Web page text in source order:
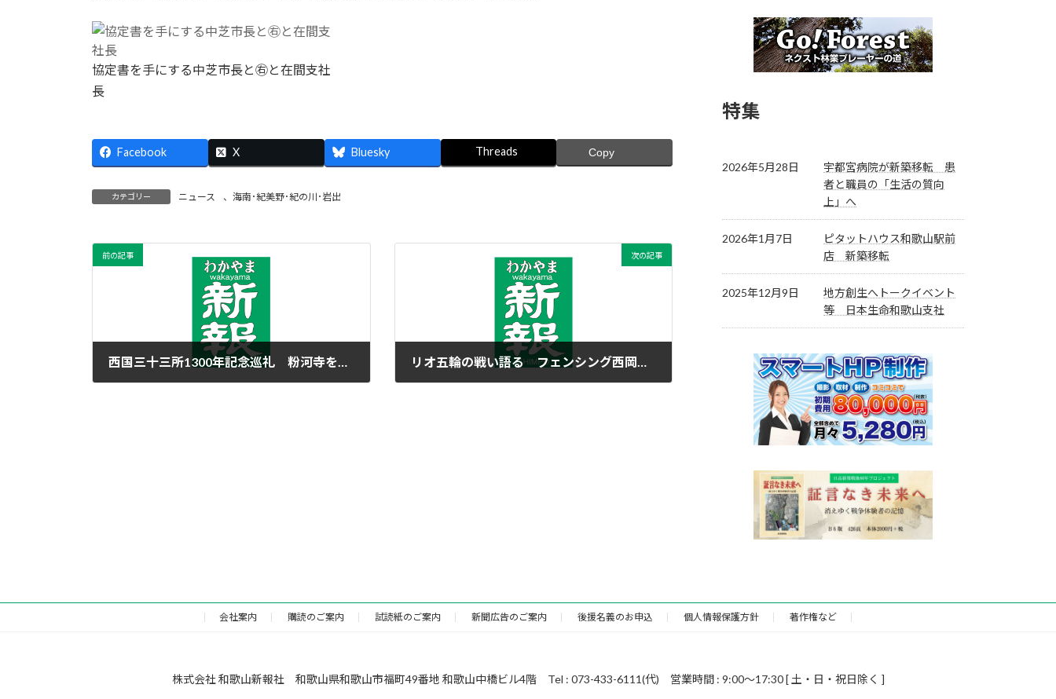
協定書を手にする中芝市長と㊨と在間支社
長
Facebook X Bluesky Threads Copy
カテゴリー ニュース 、 海南･紀美野･紀の川･岩出
前の記事 次の記事
特集
2026年5月28日
宇都宮病院が新築移転 患
者と職員の「生活の質向
上」へ
2026年1月7日
ピタットハウス和歌山駅前
店 新築移転
2025年12月9日
地方創生へトークイベント
等 日本生命和歌山支社
会社案内 購読のご案内 試読紙のご案内 新聞広告のご案内 後援名義のお申込 個人情報保護方針 著作権など
株式会社 和歌山新報社 和歌山県和歌山市福町49番地 和歌山中橋ビル4階 Tel : 073-433-6111(代) 営業時間 : 9:00～17:30 [ 土・日・祝日除く ]